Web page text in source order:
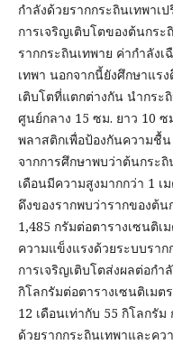
กำลังด้วยรากกระถินเทพาเ
การเจริญเติบโตของต้นกร
รากกระถินเทพาย ค่ากำลัง
เทพา นอกจากนี้ยังศึกษาแร
เติบโตที่แตกต่างกัน นำกระ
ศูนย์กลาง 15 ซม. ยาว 10
พลาสติกเพื่อป้องกันความชื้
จากการศึกษาพบว่าต้นกระถิ
เดือนมีความสูงมากกว่า 1
ดึงของรากพบว่ารากของต้
1,485 กรัมต่อตารางเซนติ
ความแข็งแรงด้วยระบบราก
การเจริญเติบโตส่งผลต่อกำ
กิโลกรัมต่อตารางเซนติเมต
12 เดือนเท่ากับ 55 กิโลกรั
ด้วยรากกระถินเทพาและค